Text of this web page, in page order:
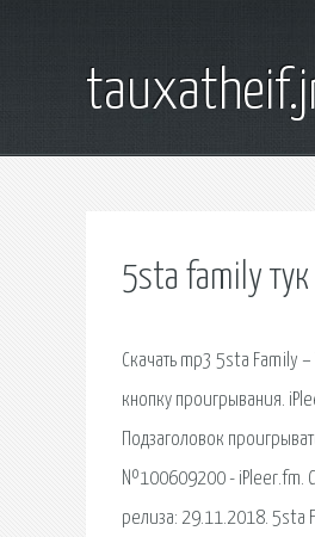
5sta family тук
Скачать mp3 5sta Family
кнопку проигрывания.
Подзаголовок
№100609200 - iPleer.fm.
релиза: 29.11.2018. 5sta